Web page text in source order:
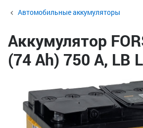
Автомобильные аккумуляторы
Аккумулятор
(74 Ah) 750 А, LB